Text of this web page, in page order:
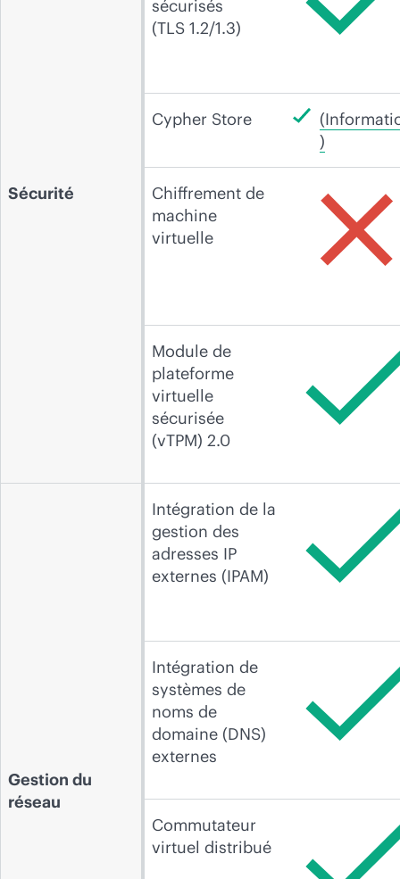
Sécurité
sécurisés
(TLS 1.2/1.3)
Cypher Store
)
Chiffrement de
machine
virtuelle
Module de
plateforme
virtuelle
sécurisée
(vTPM) 2.0
Gestion du
réseau
Intégration de la
gestion des
adresses IP
externes (IPAM)
Intégration de
systèmes de
noms de
domaine (DNS)
externes
Commutateur
virtuel distribué